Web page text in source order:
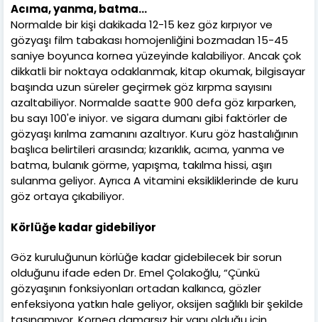
Acıma, yanma, batma…
Normalde bir kişi dakikada 12-15 kez göz kırpıyor ve
gözyaşı film tabakası homojenliğini bozmadan 15-45
saniye boyunca kornea yüzeyinde kalabiliyor. Ancak çok
dikkatli bir noktaya odaklanmak, kitap okumak, bilgisayar
başında uzun süreler geçirmek göz kırpma sayısını
azaltabiliyor. Normalde saatte 900 defa göz kırparken,
bu sayı 100'e iniyor. ve sigara dumanı gibi faktörler de
gözyaşı kırılma zamanını azaltıyor. Kuru göz hastalığının
başlıca belirtileri arasında; kızarıklık, acıma, yanma ve
batma, bulanık görme, yapışma, takılma hissi, aşırı
sulanma geliyor. Ayrıca A vitamini eksikliklerinde de kuru
göz ortaya çıkabiliyor.
Körlüğe kadar gidebiliyor
Göz kuruluğunun körlüğe kadar gidebilecek bir sorun
olduğunu ifade eden Dr. Emel Çolakoğlu, “Çünkü
gözyaşının fonksiyonları ortadan kalkınca, gözler
enfeksiyona yatkın hale geliyor, oksijen sağlıklı bir şekilde